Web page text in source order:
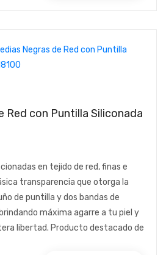
Red con Puntilla Siliconada
en tejido de red, finas e
transparencia que otorga la
de puntilla y dos bandas de
máxima agarre a tu piel y
libertad. Producto destacado de